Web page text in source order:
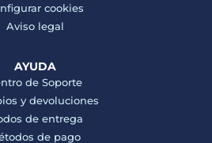
cookies
Aviso legal
AYUDA
de Soporte
y devoluciones
de entrega
de pago